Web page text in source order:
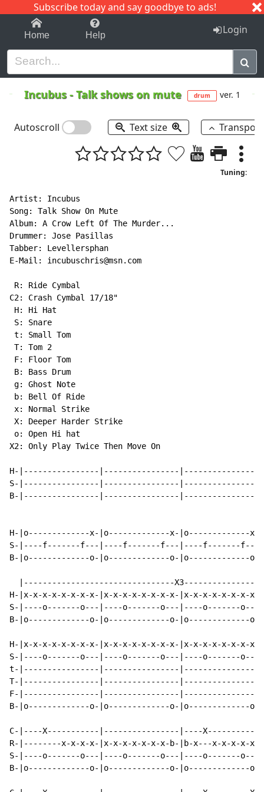
Subscribe today and say goodbye to ads!
1-9 C I J
Home Help Login
Incubus-Talk shows on mute drum ver. 1
Autoscroll Text size
Tuning:
Artist: Incubus
Song: Talk Show On Mute
Album: A Crow Left Of The Murder...
Drummer: Jose Pasillas
Tabber: Levellersphan
E-Mail: incubuschris@msn.com
R: Ride Cymbal
C2: Crash Cymbal 17/18"
H: Hi Hat
S: Snare
t: Small Tom
T: Tom 2
F: Floor Tom
B: Bass Drum
g: Ghost Note
b: Bell Of Ride
x: Normal Strike
X: Deeper Harder Strike
o: Open Hi hat
X2: Only Play Twice Then Move On
H-|----------------|----------------|----------------
S-|----------------|----------------|----------------
B-|----------------|----------------
H-|o-------------x-|o-------------x-|o-------------x-
S-|----f-------f---|----f-------f---|----f-------f---
B-|o-------------o-|o-------------o-|o-------------
|--------------------------------
H-|x-x-x-x-x-x-x-x-|x-x-x-x-x-x-x-x-|x-x-x-x-x-x-x-x-
S-|----o-------o---|----o-------o---|----o-------o---
B-|o-------------o-|o-------------o-|o-------------
H-|x-x-x-x-x-x-x-x-|x-x-x-x-x-x-x-x-|x-x-x-x-x-x-x-
S-|----o-------o---|----o-------o---|----o-------
t-|----------------|----------------|----------------
T-|----------------|----------------|----------------
F-|----------------|----------------|----------------
B-|o-------------o-|o-------------o-|o-------------
C-|----X-----------|----------------|----
R-|--------x-x-x-x-|x-x-x-x-x-x-x-b-|b-x---x-x-x-x-x-
S-|----o-------o---|----o-------o---|----o-------
B-|o-------------o-|o-------------o-|o-------------